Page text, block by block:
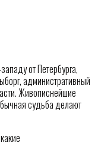
от Петербурга,
административный
Живописнейшие
судьба делают